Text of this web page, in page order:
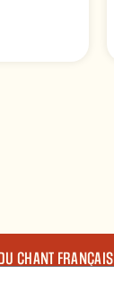
CHANT FRANÇAIS